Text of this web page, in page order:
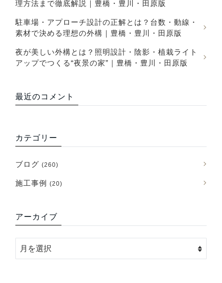
理方法まで徹底解説｜豊橋・豊川・田原版
駐車場・アプローチ設計の正解とは？台数・動線・
素材で決める理想の外構｜豊橋・豊川・田原版
夜が美しい外構とは？照明設計・陰影・植栽ライト
アップでつくる“夜景の家”｜豊橋・豊川・田原版
最近のコメント
カテゴリー
ブログ (260)
施工事例 (20)
アーカイブ